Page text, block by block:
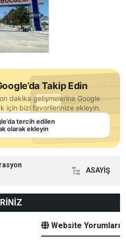
Takip Edin
dakika gelişmelerine Google
için bizi favorilerinize ekleyin.
tercih edilen
olarak ekleyin
ASAYİŞ
Website Yorumları